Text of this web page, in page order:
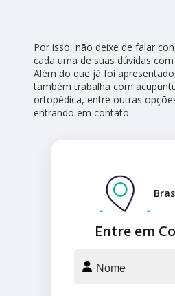
Por isso, não deixe de falar
cada uma de suas dúvidas
Além do que já foi
também trabalha com
ortopédica, entre outras
entrando em contato.
Entre em